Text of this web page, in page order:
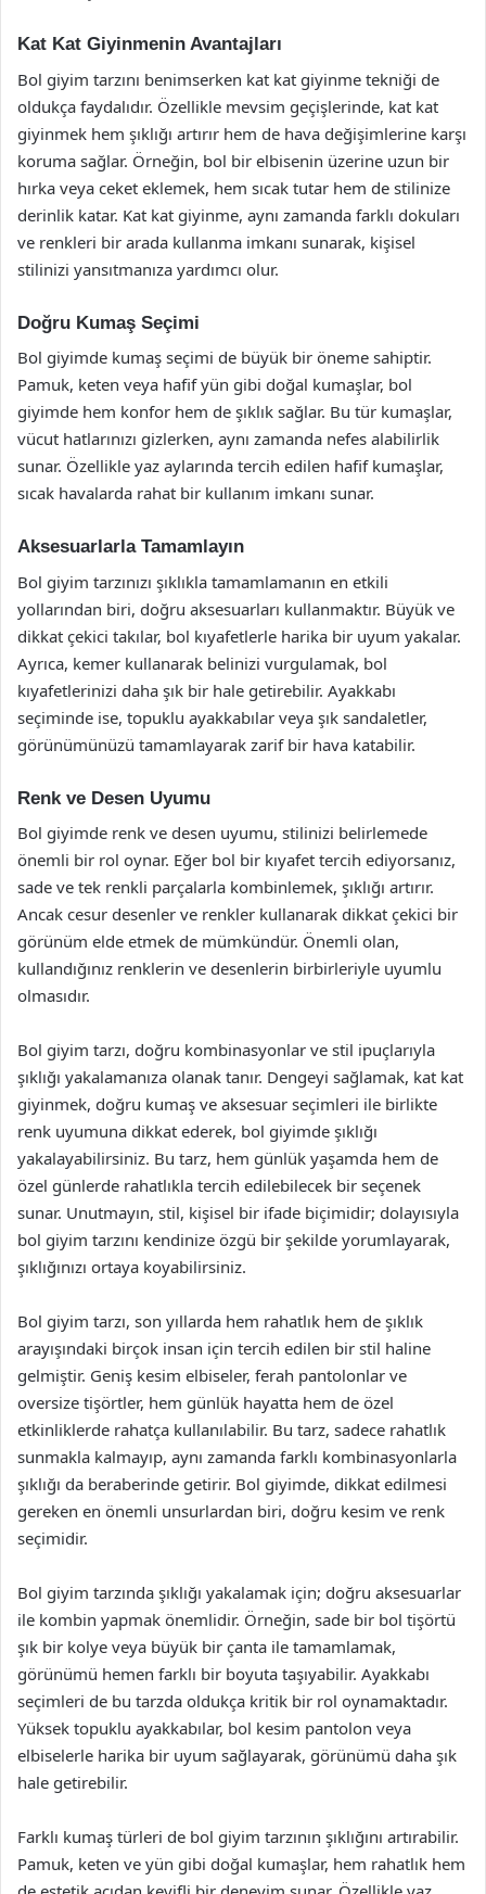
Kat Kat Giyinmenin Avantajları
Bol giyim tarzını benimserken kat kat giyinme tekniği de
oldukça faydalıdır. Özellikle mevsim geçişlerinde, kat kat
giyinmek hem şıklığı artırır hem de hava değişimlerine karşı
koruma sağlar. Örneğin, bol bir elbisenin üzerine uzun bir
hırka veya ceket eklemek, hem sıcak tutar hem de stilinize
derinlik katar. Kat kat giyinme, aynı zamanda farklı dokuları
ve renkleri bir arada kullanma imkanı sunarak, kişisel
stilinizi yansıtmanıza yardımcı olur.
Doğru Kumaş Seçimi
Bol giyimde kumaş seçimi de büyük bir öneme sahiptir.
Pamuk, keten veya hafif yün gibi doğal kumaşlar, bol
giyimde hem konfor hem de şıklık sağlar. Bu tür kumaşlar,
vücut hatlarınızı gizlerken, aynı zamanda nefes alabilirlik
sunar. Özellikle yaz aylarında tercih edilen hafif kumaşlar,
sıcak havalarda rahat bir kullanım imkanı sunar.
Aksesuarlarla Tamamlayın
Bol giyim tarzınızı şıklıkla tamamlamanın en etkili
yollarından biri, doğru aksesuarları kullanmaktır. Büyük ve
dikkat çekici takılar, bol kıyafetlerle harika bir uyum yakalar.
Ayrıca, kemer kullanarak belinizi vurgulamak, bol
kıyafetlerinizi daha şık bir hale getirebilir. Ayakkabı
seçiminde ise, topuklu ayakkabılar veya şık sandaletler,
görünümünüzü tamamlayarak zarif bir hava katabilir.
Renk ve Desen Uyumu
Bol giyimde renk ve desen uyumu, stilinizi belirlemede
önemli bir rol oynar. Eğer bol bir kıyafet tercih ediyorsanız,
sade ve tek renkli parçalarla kombinlemek, şıklığı artırır.
Ancak cesur desenler ve renkler kullanarak dikkat çekici bir
görünüm elde etmek de mümkündür. Önemli olan,
kullandığınız renklerin ve desenlerin birbirleriyle uyumlu
olmasıdır.
Bol giyim tarzı, doğru kombinasyonlar ve stil ipuçlarıyla
şıklığı yakalamanıza olanak tanır. Dengeyi sağlamak, kat kat
giyinmek, doğru kumaş ve aksesuar seçimleri ile birlikte
renk uyumuna dikkat ederek, bol giyimde şıklığı
yakalayabilirsiniz. Bu tarz, hem günlük yaşamda hem de
özel günlerde rahatlıkla tercih edilebilecek bir seçenek
sunar. Unutmayın, stil, kişisel bir ifade biçimidir; dolayısıyla
bol giyim tarzını kendinize özgü bir şekilde yorumlayarak,
şıklığınızı ortaya koyabilirsiniz.
Bol giyim tarzı, son yıllarda hem rahatlık hem de şıklık
arayışındaki birçok insan için tercih edilen bir stil haline
gelmiştir. Geniş kesim elbiseler, ferah pantolonlar ve
oversize tişörtler, hem günlük hayatta hem de özel
etkinliklerde rahatça kullanılabilir. Bu tarz, sadece rahatlık
sunmakla kalmayıp, aynı zamanda farklı kombinasyonlarla
şıklığı da beraberinde getirir. Bol giyimde, dikkat edilmesi
gereken en önemli unsurlardan biri, doğru kesim ve renk
seçimidir.
Bol giyim tarzında şıklığı yakalamak için; doğru aksesuarlar
ile kombin yapmak önemlidir. Örneğin, sade bir bol tişörtü
şık bir kolye veya büyük bir çanta ile tamamlamak,
görünümü hemen farklı bir boyuta taşıyabilir. Ayakkabı
seçimleri de bu tarzda oldukça kritik bir rol oynamaktadır.
Yüksek topuklu ayakkabılar, bol kesim pantolon veya
elbiselerle harika bir uyum sağlayarak, görünümü daha şık
hale getirebilir.
Farklı kumaş türleri de bol giyim tarzının şıklığını artırabilir.
Pamuk, keten ve yün gibi doğal kumaşlar, hem rahatlık hem